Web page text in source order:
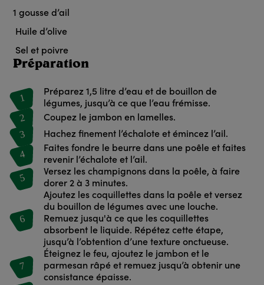
1 gousse d’ail
Huile d’olive
Sel et poivre
Préparation
1
Préparez 1,5 litre d’eau et de bouillon de
légumes, jusqu’à ce que l’eau frémisse.
2 Coupez le jambon en lamelles.
3 Hachez finement l’échalote et émincez l’ail.
4
Faites fondre le beurre dans une poêle et faites
revenir l’échalote et l’ail.
5
Versez les champignons dans la poêle, à faire
dorer 2 à 3 minutes.
6
Ajoutez les coquillettes dans la poêle et versez
du bouillon de légumes avec une louche.
Remuez jusqu'à ce que les coquillettes
absorbent le liquide. Répétez cette étape,
jusqu’à l’obtention d’une texture onctueuse.
7
Éteignez le feu, ajoutez le jambon et le
parmesan râpé et remuez jusqu’à obtenir une
consistance épaisse.